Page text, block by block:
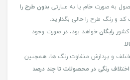
به صورت خام یا به عبارتیبدون طرحرا
و رنگ طرح را خالی بگذارید.
رایگانخواهد بود، در صورت وجود
.
و پردازش متفاوت رنگ ها، همچنین
اختلاف رنگی در محصولات تا چند درصد